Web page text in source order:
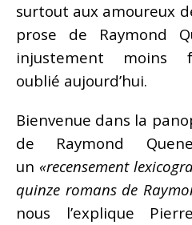
surtout aux amoureux
prose de Raymond
injustement moins
oublié aujourd’hui.
Bienvenue dans la
de Raymond
un «recensement
quinze romans de
nous l’explique